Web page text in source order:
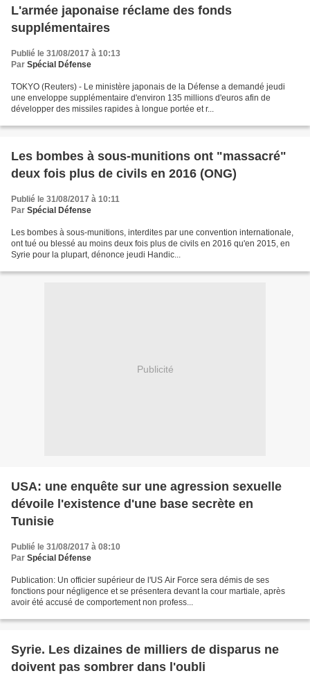
L'armée japonaise réclame des fonds
supplémentaires
Publié le 31/08/2017 à 10:13
Par Spécial Défense
TOKYO (Reuters) - Le ministère japonais de la Défense a demandé jeudi
une enveloppe supplémentaire d'environ 135 millions d'euros afin de
développer des missiles rapides à longue portée et r...
Les bombes à sous-munitions ont "massacré"
deux fois plus de civils en 2016 (ONG)
Publié le 31/08/2017 à 10:11
Par Spécial Défense
Les bombes à sous-munitions, interdites par une convention internationale,
ont tué ou blessé au moins deux fois plus de civils en 2016 qu'en 2015, en
Syrie pour la plupart, dénonce jeudi Handic...
Publicité
USA: une enquête sur une agression sexuelle
dévoile l'existence d'une base secrète en
Tunisie
Publié le 31/08/2017 à 08:10
Par Spécial Défense
Publication: Un officier supérieur de l'US Air Force sera démis de ses
fonctions pour négligence et se présentera devant la cour martiale, après
avoir été accusé de comportement non profess...
Syrie. Les dizaines de milliers de disparus ne
doivent pas sombrer dans l'oubli